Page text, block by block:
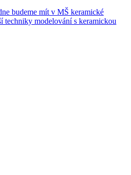
budeme mít v MŠ keramické
techniky modelování s keramickou